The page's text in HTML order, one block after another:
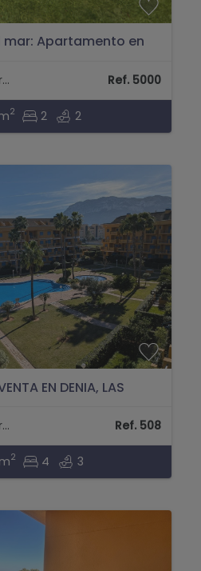
Apartamento en
Denia - Playa Las Marinas Ref. 5000
2 2 2
EN DENIA, LAS
Denia - Playa Las Marinas Ref. 508
2 4 3